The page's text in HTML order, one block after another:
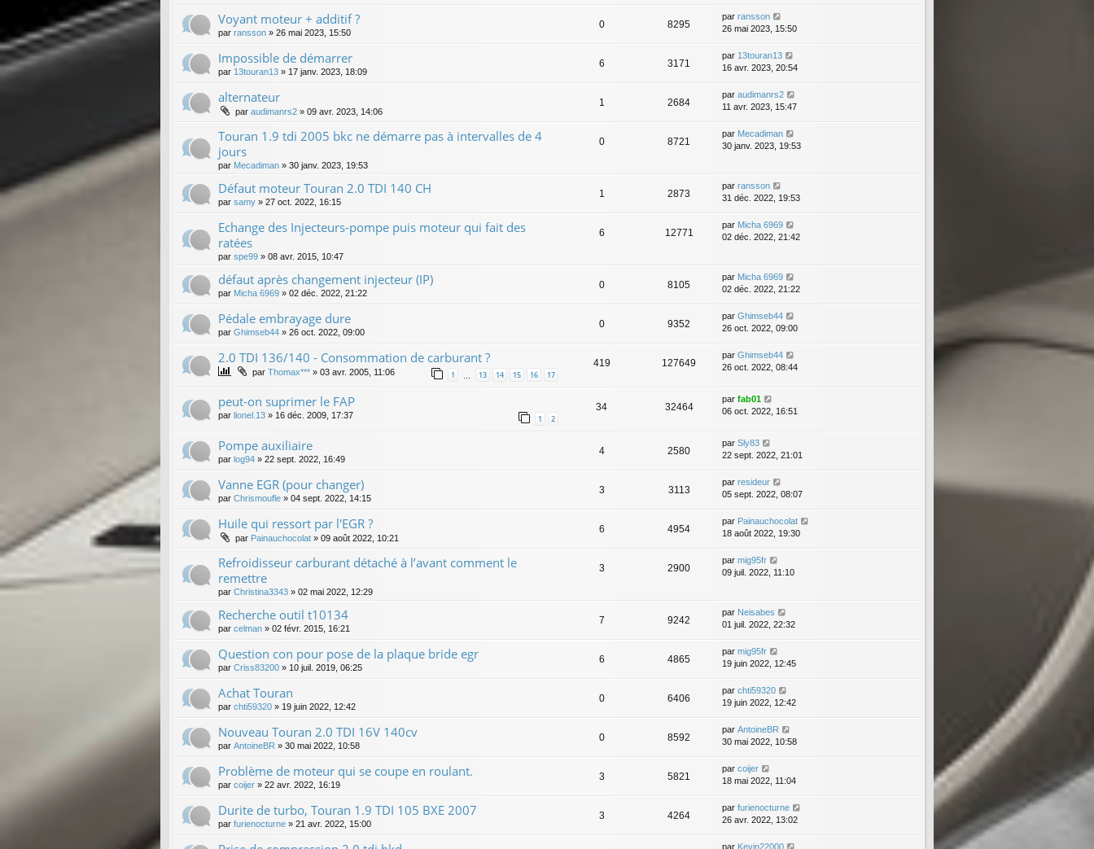
Voyant moteur + additif ?
par ransson » 26 mai 2023, 15:50
0 8295
par ransson
26 mai 2023, 15:50
Impossible de démarrer
par 13touran13 » 17 janv. 2023, 18:09
6 3171
par 13touran13
16 avr. 2023, 20:54
alternateur
par audimanrs2 » 09 avr. 2023, 14:06
1 2684
par audimanrs2
11 avr. 2023, 15:47
Touran 1.9 tdi 2005 bkc ne démarre pas à intervalles de 4
jours
par Mecadiman » 30 janv. 2023, 19:53
0 8721
par Mecadiman
30 janv. 2023, 19:53
Défaut moteur Touran 2.0 TDI 140 CH
par samy » 27 oct. 2022, 16:15
1 2873
par ransson
31 déc. 2022, 19:53
Echange des Injecteurs-pompe puis moteur qui fait des
ratées
par spe99 » 08 avr. 2015, 10:47
6 12771
par Micha 6969
02 déc. 2022, 21:42
défaut après changement injecteur (IP)
par Micha 6969 » 02 déc. 2022, 21:22
0 8105
par Micha 6969
02 déc. 2022, 21:22
Pédale embrayage dure
par Ghimseb44 » 26 oct. 2022, 09:00
0 9352
par Ghimseb44
26 oct. 2022, 09:00
2.0 TDI 136/140 - Consommation de carburant ?
par Thomax*** » 03 avr. 2005, 11:06 1 13 14 15 16 17
419 127649
par Ghimseb44
26 oct. 2022, 08:44
peut-on suprimer le FAP
par lionel.13 » 16 déc. 2009, 17:37 1 2
34 32464
par fab01
06 oct. 2022, 16:51
Pompe auxiliaire
par log94 » 22 sept. 2022, 16:49
4 2580
par Sly83
22 sept. 2022, 21:01
Vanne EGR (pour changer)
par Chrismoufle » 04 sept. 2022, 14:15
3 3113
par resideur
05 sept. 2022, 08:07
Huile qui ressort par l'EGR ?
par Painauchocolat » 09 août 2022, 10:21
6 4954
par Painauchocolat
18 août 2022, 19:30
Refroidisseur carburant détaché à l’avant comment le
remettre
par Christina3343 » 02 mai 2022, 12:29
3 2900
par mig95fr
09 juil. 2022, 11:10
Recherche outil t10134
par celman » 02 févr. 2015, 16:21
7 9242
par Neisabes
01 juil. 2022, 22:32
Question con pour pose de la plaque bride egr
par Criss83200 » 10 juil. 2019, 06:25
6 4865
par mig95fr
19 juin 2022, 12:45
Achat Touran
par chti59320 » 19 juin 2022, 12:42
0 6406
par chti59320
19 juin 2022, 12:42
Nouveau Touran 2.0 TDI 16V 140cv
par AntoineBR » 30 mai 2022, 10:58
0 8592
par AntoineBR
30 mai 2022, 10:58
Problème de moteur qui se coupe en roulant.
par coijer » 22 avr. 2022, 16:19
3 5821
par coijer
18 mai 2022, 11:04
Durite de turbo, Touran 1.9 TDI 105 BXE 2007
par furienocturne » 21 avr. 2022, 15:00
3 4264
par furienocturne
26 avr. 2022, 13:02
par Kevin22000